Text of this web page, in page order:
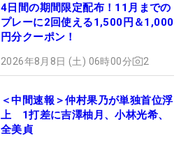
4日間の期間限定配布！11月までの
プレーに2回使える1,500円＆1,000
円分クーポン！
2026年8月8日 (土) 06時00分 2
＜中間速報＞仲村果乃が単独首位浮
上 1打差に吉澤柚月、小林光希、
全美貞